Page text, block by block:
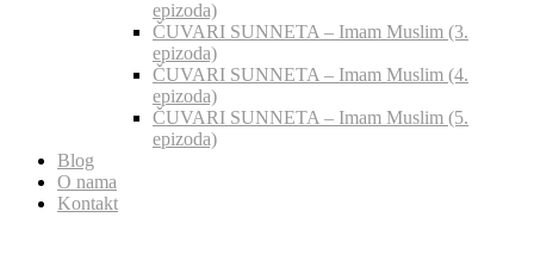
epizoda)
ČUVARI SUNNETA – Imam Muslim (3.
epizoda)
ČUVARI SUNNETA – Imam Muslim (4.
epizoda)
ČUVARI SUNNETA – Imam Muslim (5.
epizoda)
Blog
O nama
Kontakt